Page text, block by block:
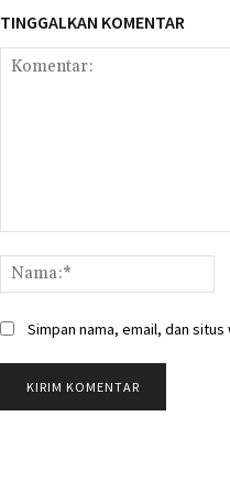
TINGGALKAN KOMENTAR
Simpan nama, email, dan